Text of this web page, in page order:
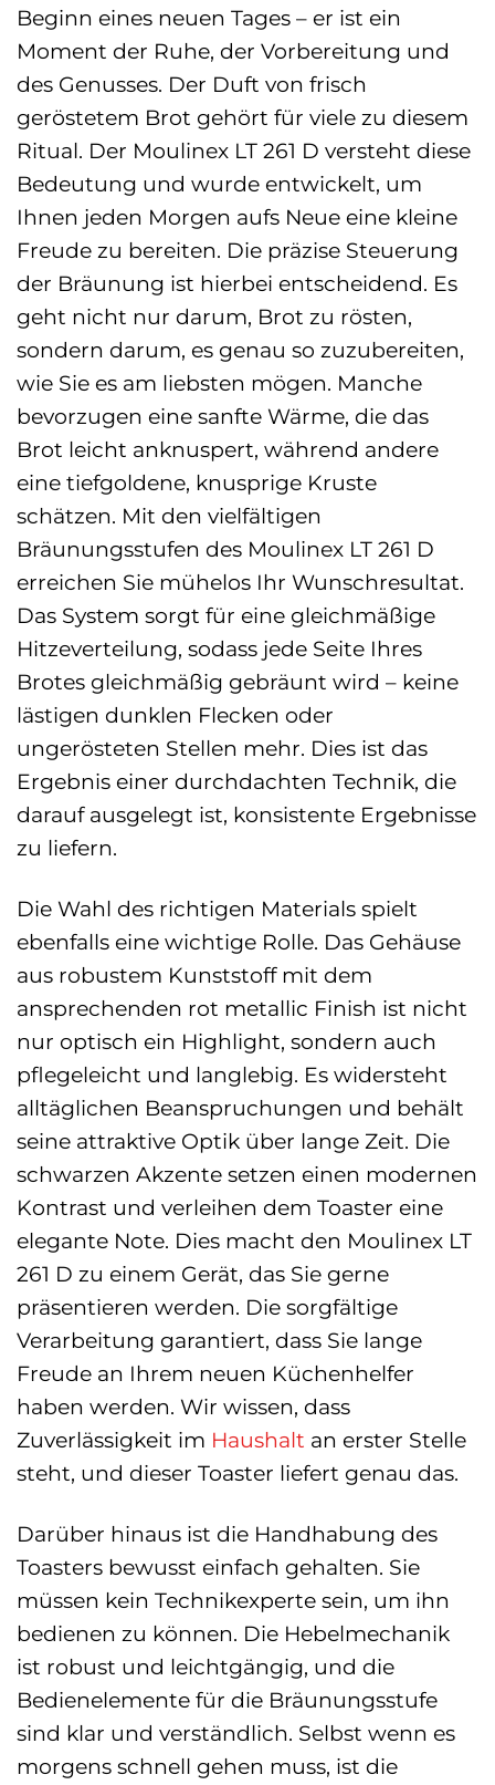
Beginn eines neuen Tages – er ist ein
Moment der Ruhe, der Vorbereitung und
des Genusses. Der Duft von frisch
geröstetem Brot gehört für viele zu diesem
Ritual. Der Moulinex LT 261 D versteht diese
Bedeutung und wurde entwickelt, um
Ihnen jeden Morgen aufs Neue eine kleine
Freude zu bereiten. Die präzise Steuerung
der Bräunung ist hierbei entscheidend. Es
geht nicht nur darum, Brot zu rösten,
sondern darum, es genau so zuzubereiten,
wie Sie es am liebsten mögen. Manche
bevorzugen eine sanfte Wärme, die das
Brot leicht anknuspert, während andere
eine tiefgoldene, knusprige Kruste
schätzen. Mit den vielfältigen
Bräunungsstufen des Moulinex LT 261 D
erreichen Sie mühelos Ihr Wunschresultat.
Das System sorgt für eine gleichmäßige
Hitzeverteilung, sodass jede Seite Ihres
Brotes gleichmäßig gebräunt wird – keine
lästigen dunklen Flecken oder
ungerösteten Stellen mehr. Dies ist das
Ergebnis einer durchdachten Technik, die
darauf ausgelegt ist, konsistente Ergebnisse
zu liefern.
Die Wahl des richtigen Materials spielt
ebenfalls eine wichtige Rolle. Das Gehäuse
aus robustem Kunststoff mit dem
ansprechenden rot metallic Finish ist nicht
nur optisch ein Highlight, sondern auch
pflegeleicht und langlebig. Es widersteht
alltäglichen Beanspruchungen und behält
seine attraktive Optik über lange Zeit. Die
schwarzen Akzente setzen einen modernen
Kontrast und verleihen dem Toaster eine
elegante Note. Dies macht den Moulinex LT
261 D zu einem Gerät, das Sie gerne
präsentieren werden. Die sorgfältige
Verarbeitung garantiert, dass Sie lange
Freude an Ihrem neuen Küchenhelfer
haben werden. Wir wissen, dass
Zuverlässigkeit im Haushalt an erster Stelle
steht, und dieser Toaster liefert genau das.
Darüber hinaus ist die Handhabung des
Toasters bewusst einfach gehalten. Sie
müssen kein Technikexperte sein, um ihn
bedienen zu können. Die Hebelmechanik
ist robust und leichtgängig, und die
Bedienelemente für die Bräunungsstufe
sind klar und verständlich. Selbst wenn es
morgens schnell gehen muss, ist die